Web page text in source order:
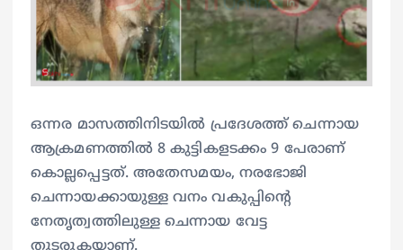
ഒന്നര മാസത്തിനിടയിൽ പ്രദേശത്ത് ചെന്നായ
ആക്രമണത്തിൽ 8 കുട്ടികളടക്കം 9 പേരാണ്
കൊല്ലപ്പെട്ടത്. അതേസമയം, നരഭോജി
ചെന്നായക്കായുള്ള വനം വകുപ്പിന്റെ
നേതൃത്വത്തിലുള്ള ചെന്നായ വേട്ട